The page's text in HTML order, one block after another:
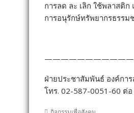
การลด ละ เลิก ใช้พลาสติ
การอนุรักษ์ทรัพยากรธรรม
ฝ่ายประชาสัมพันธ์ องค์กา
โทร. 02-587-0051-60 ต่อ